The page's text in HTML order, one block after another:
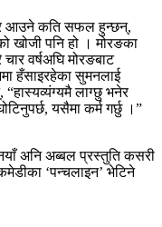
आउने कति सफल हुन्छन्,
खोजी पनि हो । मोरङका
वर्षअघि मोरङबाट
हँसाइरहेका सुमनलाई
“हास्यव्यंग्यमै लाग्छु भनेर
यसैमा कर्म गर्छु ।”
अनि अब्बल प्रस्तुति कसरी
‘पन्चलाइन’ भेटिने